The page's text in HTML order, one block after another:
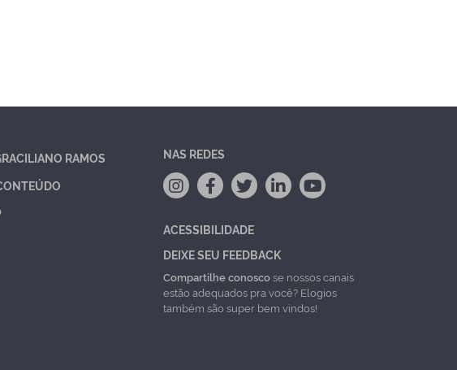
RAMOS
NAS REDES
ACESSIBILIDADE
DEIXE SEU FEEDBACK
Compartilhe conoscose nossos canais
estão adequados pra você? Elogios
também são super bem vindos!